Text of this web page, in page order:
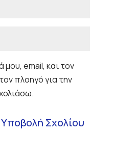
email, και τον
πλοηγό για την